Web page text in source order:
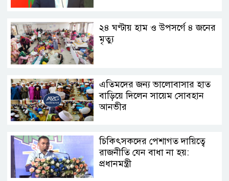
২৪ ঘণ্টায় হাম ও উপসর্গে ৪ জনের
মৃত্যু
এতিমদের জন্য ভালোবাসার হাত
বাড়িয়ে দিলেন সায়েম সোবহান
আনভীর
চিকিৎসকদের পেশাগত দায়িত্বে
রাজনীতি যেন বাধা না হয়:
প্রধানমন্ত্রী